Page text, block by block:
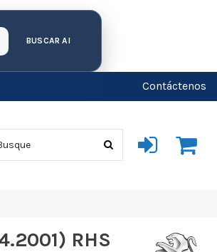
BUSCAR AI
Contáctenos
RHS